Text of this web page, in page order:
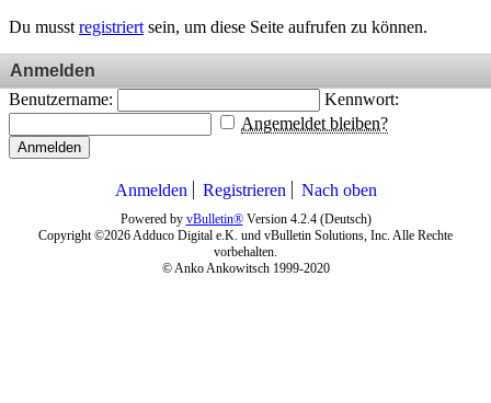
Du musst registriert sein, um diese Seite aufrufen zu können.
Anmelden
Benutzername:
Kennwort:
Angemeldet bleiben?
Anmelden
Anmelden Registrieren Nach oben
Powered by vBulletin®Version 4.2.4 (Deutsch)
Copyright ©2026 Adduco Digital e.K. und vBulletin Solutions, Inc. Alle Rechte
vorbehalten.
© Anko Ankowitsch 1999-2020